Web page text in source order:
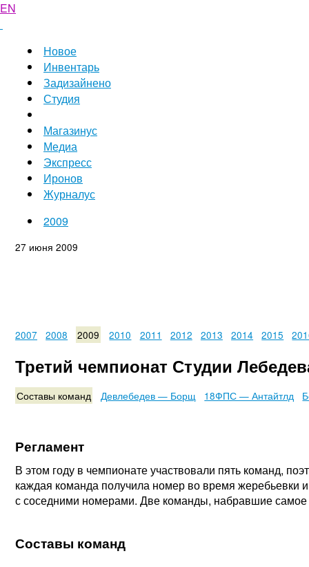
EN
Новое
Инвентарь
Задизайнено
Студия
Магазинус
Медиа
Экспресс
Иронов
Журналус
2009
27 июня 2009
2007 2008 2009 2010 2011 2012 2013 2014 2015
Третий чемпионат Студии
Составы команд Девлебедев — Борщ 18ФПС — Антайтлд
Регламент
В этом году в чемпионате участвовали пять команд,
каждая команда получила номер во время жеребьевки
с соседними номерами. Две команды, набравшие
Составы команд